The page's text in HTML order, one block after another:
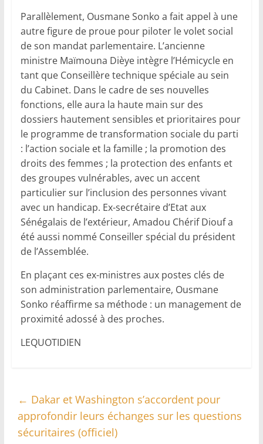
Parallèlement, Ousmane Sonko a fait appel à une
autre figure de proue pour piloter le volet social
de son mandat parlementaire. L’ancienne
ministre Maïmouna Dièye intègre l’Hémicycle en
tant que Conseillère technique spéciale au sein
du Cabinet. Dans le cadre de ses nouvelles
fonctions, elle aura la haute main sur des
dossiers hautement sensibles et prioritaires pour
le programme de transformation sociale du parti
: l’action sociale et la famille ; la promotion des
droits des femmes ; la protection des enfants et
des groupes vulnérables, avec un accent
particulier sur l’inclusion des personnes vivant
avec un handicap. Ex-secrétaire d’Etat aux
Sénégalais de l’extérieur, Amadou Chérif Diouf a
été aussi nommé Conseiller spécial du président
de l’Assemblée.
En plaçant ces ex-ministres aux postes clés de
son administration parlementaire, Ousmane
Sonko réaffirme sa méthode : un management de
proximité adossé à des proches.
LEQUOTIDIEN
← Dakar et Washington s’accordent pour
approfondir leurs échanges sur les questions
sécuritaires (officiel)